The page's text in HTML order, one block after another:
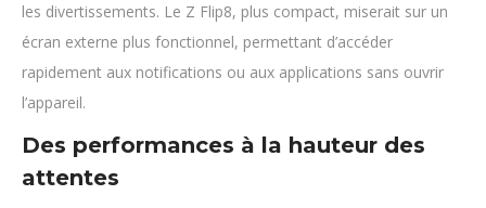
les divertissements. Le Z Flip8, plus compact, miserait sur un
écran externe plus fonctionnel, permettant d’accéder
rapidement aux notifications ou aux applications sans ouvrir
l’appareil.
Des performances à la hauteur des
attentes